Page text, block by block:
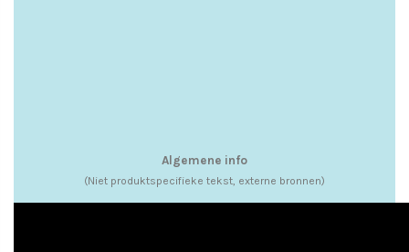
Algemene info
(Niet produktspecifieke tekst, externe bronnen)